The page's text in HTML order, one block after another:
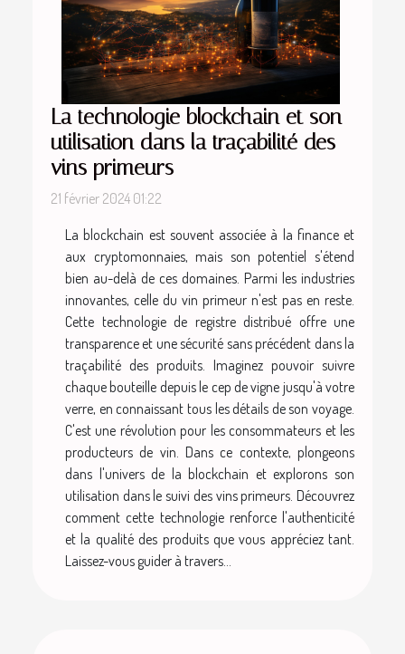
La technologie blockchain et son
utilisation dans la traçabilité des
vins primeurs
21 février 2024 01:22
La blockchain est souvent associée à la finance et
aux cryptomonnaies, mais son potentiel s'étend
bien au-delà de ces domaines. Parmi les industries
innovantes, celle du vin primeur n'est pas en reste.
Cette technologie de registre distribué offre une
transparence et une sécurité sans précédent dans la
traçabilité des produits. Imaginez pouvoir suivre
chaque bouteille depuis le cep de vigne jusqu'à votre
verre, en connaissant tous les détails de son voyage.
C'est une révolution pour les consommateurs et les
producteurs de vin. Dans ce contexte, plongeons
dans l'univers de la blockchain et explorons son
utilisation dans le suivi des vins primeurs. Découvrez
comment cette technologie renforce l'authenticité
et la qualité des produits que vous appréciez tant.
Laissez-vous guider à travers...